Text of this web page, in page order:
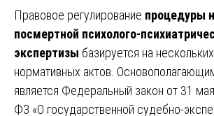
Правовое регулирование процедуры
посмертной психолого-
экспертизы базируется на
нормативных актов.
является Федеральный закон от 31
ФЗ «О государственной судебно-